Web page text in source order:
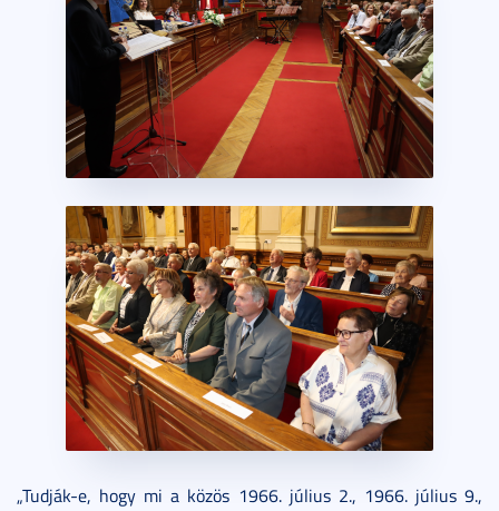
„Tudják-e, hogy mi a közös 1966. július 2., 1966. július 9.,